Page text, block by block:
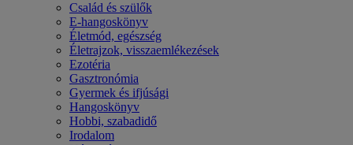
Család és szülők
E-hangoskönyv
Életmód, egészség
Életrajzok, visszaemlékezések
Ezotéria
Gasztronómia
Gyermek és ifjúsági
Hangoskönyv
Hobbi, szabadidő
Irodalom